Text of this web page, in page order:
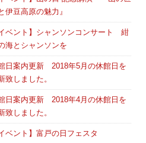
伊豆高原の魅力』
イベント】シャンソンコンサート 紺
海とシャンソンを
日案内更新 2018年5月の休館日を
致しました。
日案内更新 2018年4月の休館日を
致しました。
イベント】富戸の日フェスタ